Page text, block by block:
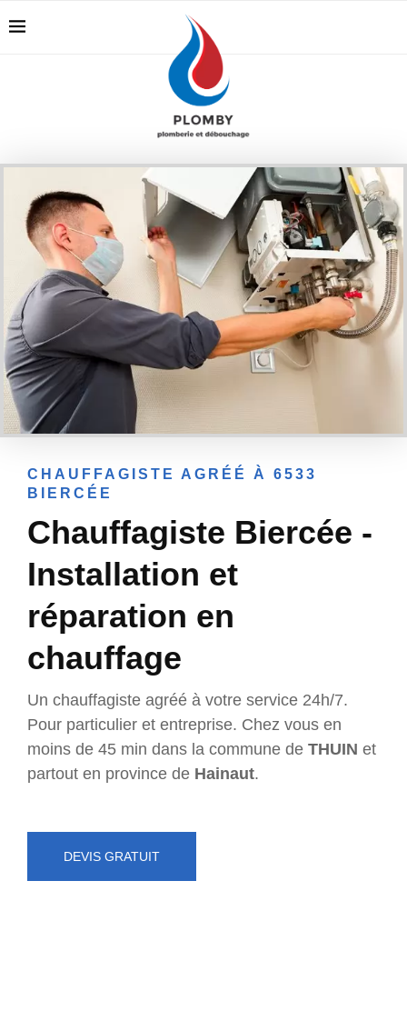
CHAUFFAGISTE AGRÉÉ À 6533
BIERCÉE
Chauffagiste Biercée -
Installation et
réparation en
chauffage
Un chauffagiste agréé à votre service 24h/7.
Pour particulier et entreprise. Chez vous en
moins de 45 min dans la commune de THUIN et
partout en province de Hainaut.
DEVIS GRATUIT